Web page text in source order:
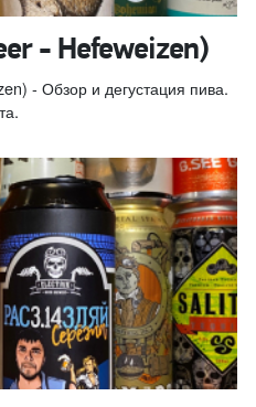
- Hefeweizen)
- Обзор и дегустация пива.